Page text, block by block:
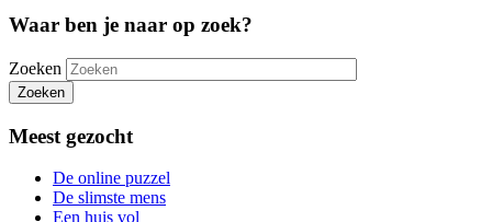
Waar ben je naar op zoek?
Zoeken
Zoeken
Meest gezocht
De online puzzel
De slimste mens
Een huis vol